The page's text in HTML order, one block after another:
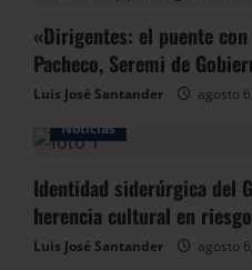
«Dirigentes: el puente
Pacheco, Seremi de
Luis José Santander
agosto
Noticias
Identidad siderúrgica del
herencia cultural en riesgo
Luis José Santander
agosto